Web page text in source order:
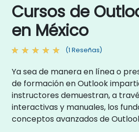
Cursos de
en México
(1 Reseñas)
Ya sea de manera en línea o
de formación en Outlook
instructores demuestran, a
interactivas y manuales, los
conceptos avanzados de